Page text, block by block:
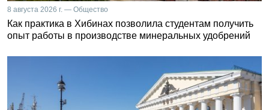
8 августа 2026 г. — Общество
Как практика в Хибинах позволила студентам получить
опыт работы в производстве минеральных удобрений